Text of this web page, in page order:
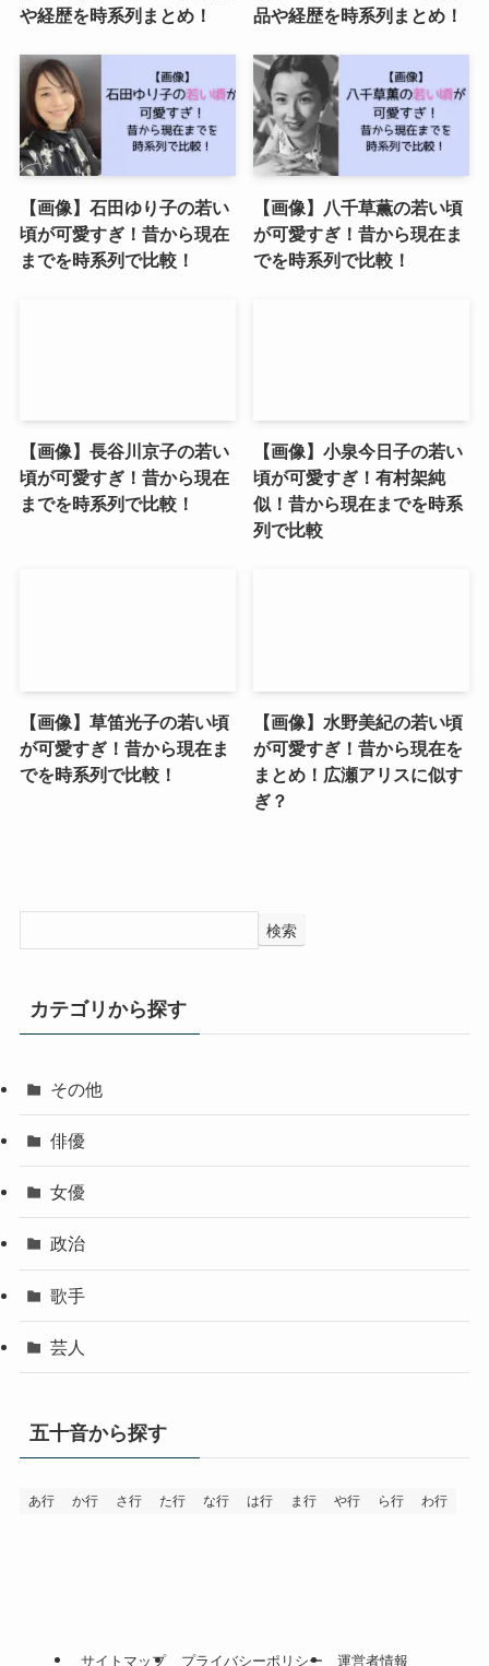
や経歴を時系列まとめ！
品や経歴を時系列まとめ！
【画像】石田ゆり子の若い
頃が可愛すぎ！昔から現在
までを時系列で比較！
【画像】八千草薫の若い頃
が可愛すぎ！昔から現在ま
でを時系列で比較！
【画像】長谷川京子の若い
頃が可愛すぎ！昔から現在
までを時系列で比較！
【画像】小泉今日子の若い
頃が可愛すぎ！有村架純
似！昔から現在までを時系
列で比較
【画像】草笛光子の若い頃
が可愛すぎ！昔から現在ま
でを時系列で比較！
【画像】水野美紀の若い頃
が可愛すぎ！昔から現在を
まとめ！広瀬アリスに似す
ぎ？
検索
カテゴリから探す
その他
俳優
女優
政治
歌手
芸人
五十音から探す
あ行 か行 さ行 た行 な行 は行 ま行 や行 ら行 わ行
サイトマップ プライバシーポリシー 運営者情報